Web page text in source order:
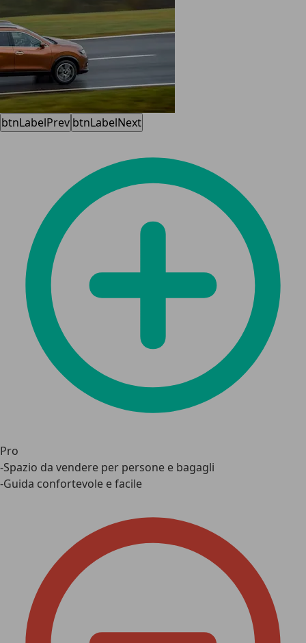
btnLabelPrev btnLabelNext
Pro
-Spazio da vendere per persone e bagagli
-Guida confortevole e facile